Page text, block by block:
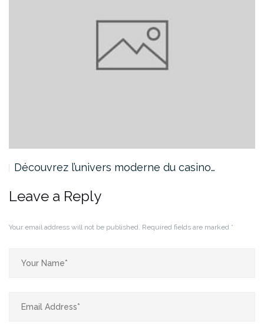
Découvrez l’univers moderne du casino…
Leave a Reply
Your email address will not be published. Required fields are marked *